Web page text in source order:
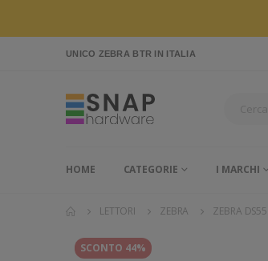
UNICO ZEBRA BTR IN ITALIA
HOME CATEGORIE I MARCHI
LETTORI ZEBRA ZEBRA
SCONTO 44%